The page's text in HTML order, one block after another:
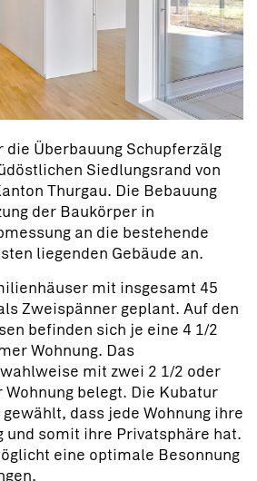
die Überbauung Schupferzälg
Siedlungsrand von
Thurgau. Die Bebauung
der Baukörper in
an die bestehende
liegenden Gebäude an.
mit insgesamt 45
Zweispänner geplant. Auf den
befinden sich je eine 4 1/2
Wohnung. Das
mit zwei 2 1/2 oder
belegt. Die Kubatur
dass jede Wohnung ihre
und somit ihre Privatsphäre hat.
eine optimale Besonnung